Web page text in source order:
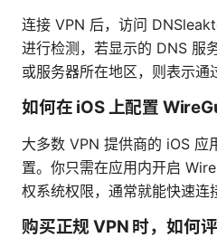
连接 VPN 后，访问
进行检测，若显示的 DNS 服
或服务器所在地区，则表示通
如何在 iOS 上配置
大多数 VPN 提供商的 iOS
置。你只需在应用内开启
权系统权限，通常就能快速连
购买正规 VPN 时，如何